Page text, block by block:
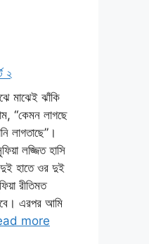
২
মাঝেই ঝাঁকি
“কেমন লাগছে
লাগতাছে”।
লজ্জিত হাসি
হাতে ওর দুই
রীতিমত
এরপর আমি
more